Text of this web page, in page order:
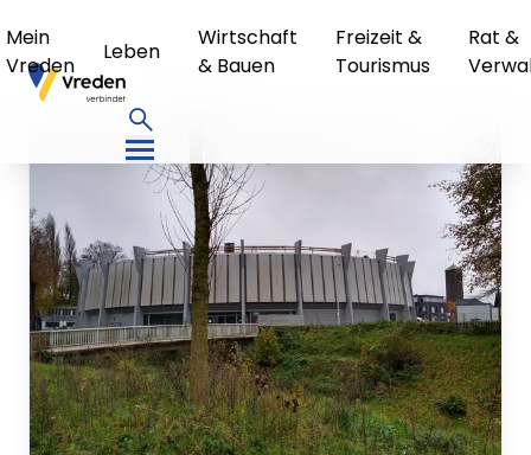
Mein
Vreden
Leben
Wirtschaft
& Bauen
Freizeit &
Tourismus
Rat &